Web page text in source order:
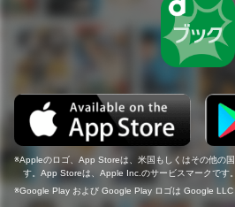
Appleのロゴ、App Storeは、米国もしくはその他の
す。App Storeは、Apple Inc.のサービスマークです。
Google Play および Google Play ロゴは Google LLC